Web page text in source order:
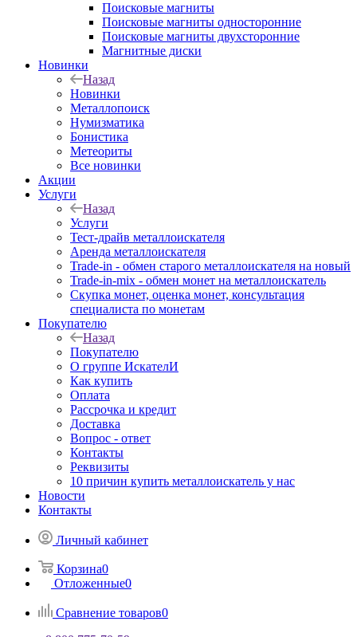
Поисковые магниты
Поисковые магниты односторонние
Поисковые магниты двухсторонние
Магнитные диски
Новинки
Назад
Новинки
Металлопоиск
Нумизматика
Бонистика
Метеориты
Все новинки
Акции
Услуги
Назад
Услуги
Тест-драйв металлоискателя
Аренда металлоискателя
Trade-in - обмен старого металлоискателя на новый
Trade-in-mix - обмен монет на металлоискатель
Скупка монет, оценка монет, консультация
специалиста по монетам
Покупателю
Назад
Покупателю
О группе ИскателИ
Как купить
Оплата
Рассрочка и кредит
Доставка
Вопрос - ответ
Контакты
Реквизиты
10 причин купить металлоискатель у нас
Новости
Контакты
Личный кабинет
Корзина0
Отложенные0
Сравнение товаров0